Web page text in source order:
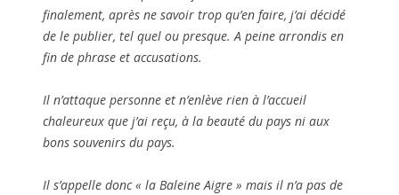
finalement, après ne savoir trop qu’en faire, j’ai décidé
de le publier, tel quel ou presque. A peine arrondis en
fin de phrase et accusations.
Il n’attaque personne et n’enlève rien à l’accueil
chaleureux que j’ai reçu, à la beauté du pays ni aux
bons souvenirs du pays.
Il s’appelle donc « la Baleine Aigre » mais il n’a pas de